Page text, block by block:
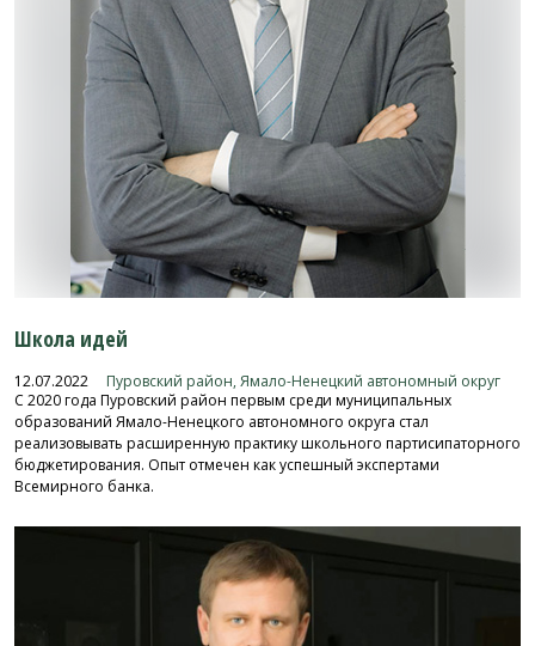
Школа идей
12.07.2022 Пуровский район, Ямало-Ненецкий автономный округ
С 2020 года Пуровский район первым среди муниципальных
образований Ямало-Ненецкого автономного округа стал
реализовывать расширенную практику школьного партисипаторного
бюджетирования. Опыт отмечен как успешный экспертами
Всемирного банка.